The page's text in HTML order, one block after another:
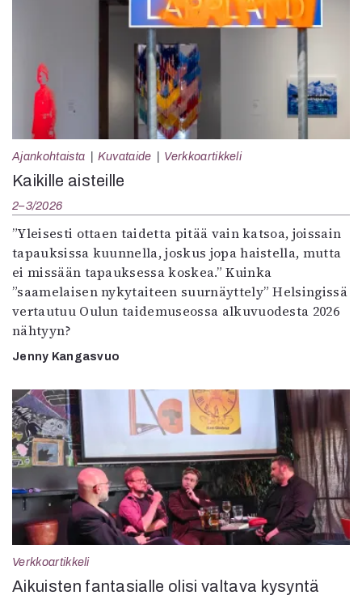
Ajankohtaista Kuvataide Verkkoartikkeli
Kaikille aisteille
2–3/2026
”Yleisesti ottaen taidetta pitää vain katsoa, joissain
tapauksissa kuunnella, joskus jopa haistella, mutta
ei missään tapauksessa koskea.” Kuinka
”saamelaisen nykytaiteen suurnäyttely” Helsingissä
vertautuu Oulun taidemuseossa alkuvuodesta 2026
nähtyyn?
Jenny Kangasvuo
Verkkoartikkeli
Aikuisten fantasialle olisi valtava kysyntä